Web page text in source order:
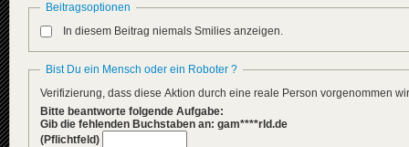
Beitragsoptionen
In diesem Beitrag niemals Smilies anzeigen.
Bist Du ein Mensch oder ein Roboter ?
Verifizierung, dass diese Aktion durch eine reale Person vorgenommen
Bitte beantworte folgende Aufgabe:
Gib die fehlenden Buchstaben an: gam****rld.de
(Pflichtfeld)